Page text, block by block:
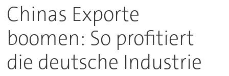
Chinas Exporte
boomen: So profitiert
die deutsche Industrie